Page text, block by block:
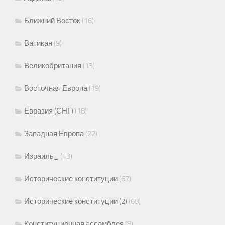
Ближний Восток (16)
Ватикан (9)
Великобритания (13)
Восточная Европа(19)
Евразия (СНГ) (18)
Западная Европа(22)
Израиль_ (13)
Исторические конституции (67)
Исторические конституции (2) (68)